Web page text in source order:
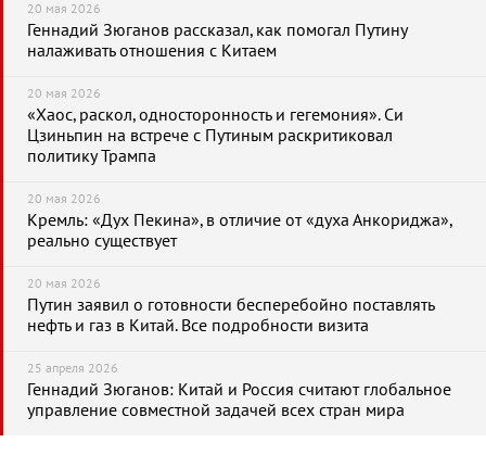
20 мая 2026
Геннадий Зюганов рассказал, как помогал Путину
налаживать отношения с Китаем
20 мая 2026
«Хаос, раскол, односторонность и гегемония». Си
Цзиньпин на встрече с Путиным раскритиковал
политику Трампа
20 мая 2026
Кремль: «Дух Пекина», в отличие от «духа Анкориджа»,
реально существует
20 мая 2026
Путин заявил о готовности бесперебойно поставлять
нефть и газ в Китай. Все подробности визита
25 апреля 2026
Геннадий Зюганов: Китай и Россия считают глобальное
управление совместной задачей всех стран мира